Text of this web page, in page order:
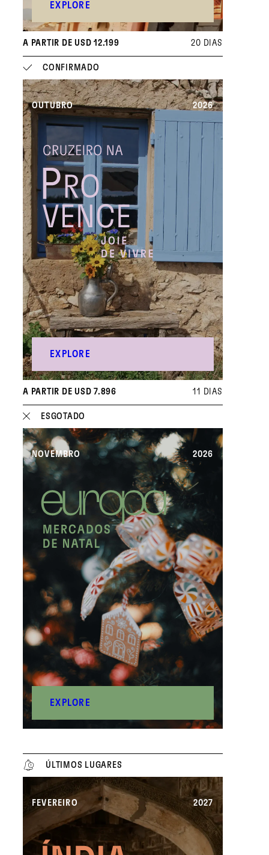
A PARTIR DE USD 12.199 20 DIAS
EXPLORE
CONFIRMADO
A PARTIR DE USD 7.896 11 DIAS
OUTUBRO 2026
EXPLORE
ESGOTADO
NOVEMBRO 2026
EXPLORE
ÚLTIMOS LUGARES
FEVEREIRO 2027